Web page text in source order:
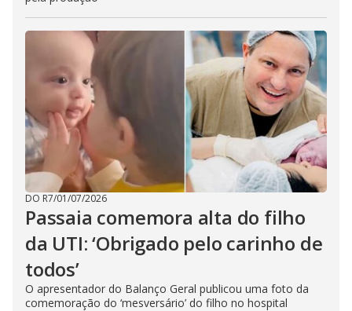
DO R7/01/07/2026
Passaia comemora alta do filho
da UTI: ‘Obrigado pelo carinho de
todos’
O apresentador do Balanço Geral publicou uma foto da
comemoração do ‘mesversário’ do filho no hospital